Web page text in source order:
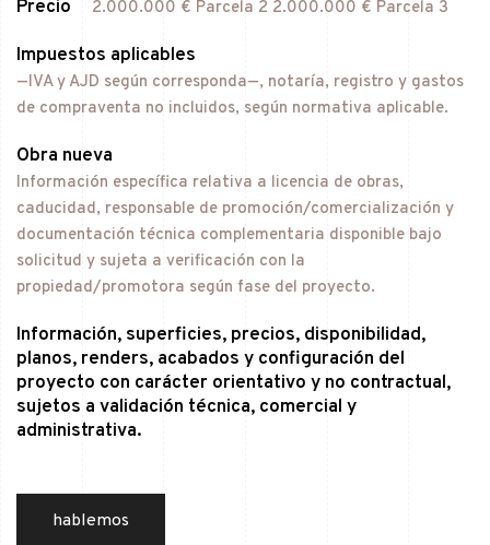
Precio 2.000.000 € Parcela 2 2.000.000 € Parcela 3
Impuestos aplicables
—IVA y AJD según corresponda—, notaría, registro y gastos
de compraventa no incluidos, según normativa aplicable.
Obra nueva
Información específica relativa a licencia de obras,
caducidad, responsable de promoción/comercialización y
documentación técnica complementaria disponible bajo
solicitud y sujeta a verificación con la
propiedad/promotora según fase del proyecto.
Información, superficies, precios, disponibilidad,
planos, renders, acabados y configuración del
proyecto con carácter orientativo y no contractual,
sujetos a validación técnica, comercial y
administrativa.
hablemos